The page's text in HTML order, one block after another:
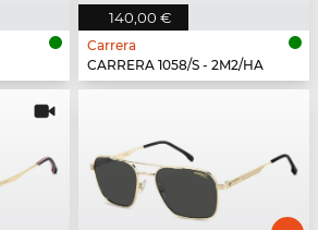
140,00 €
Carrera
CARRERA 1058/S - 2M2/HA